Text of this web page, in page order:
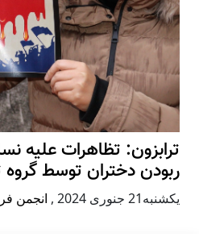
ترابزون: تظاهرات علیه
ربودن دختران توسط گروه
يكشنبه21 جنوری 2024 , انجمن